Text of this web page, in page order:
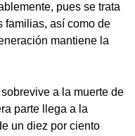
pues se trata
familias, así como de
mantiene la
a la muerte de
parte llega a la
un diez por ciento